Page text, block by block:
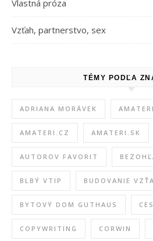
Vlastná próza
Vzťah, partnerstvo, sex
TÉMY PODĽA
ADRIANA MORÁVEK
AMATERI.CZ AMATERI.SK
AUTOROV FAVORIT
BLBÝ VTIP BUDOVANIE
BYTOVÝ DOM GUTHAUS
COPYWRITING CORWIN